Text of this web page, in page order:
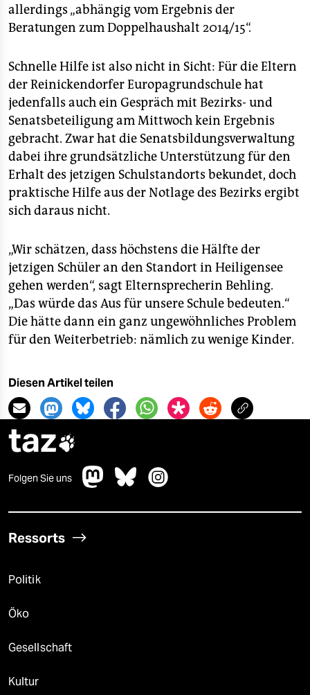
allerdings „abhängig vom Ergebnis der
Beratungen zum Doppelhaushalt 2014/15“.
Schnelle Hilfe ist also nicht in Sicht: Für die Eltern
der Reinickendorfer Europagrundschule hat
jedenfalls auch ein Gespräch mit Bezirks- und
Senatsbeteiligung am Mittwoch kein Ergebnis
gebracht. Zwar hat die Senatsbildungsverwaltung
dabei ihre grundsätzliche Unterstützung für den
Erhalt des jetzigen Schulstandorts bekundet, doch
praktische Hilfe aus der Notlage des Bezirks ergibt
sich daraus nicht.
„Wir schätzen, dass höchstens die Hälfte der
jetzigen Schüler an den Standort in Heiligensee
gehen werden“, sagt Elternsprecherin Behling.
„Das würde das Aus für unsere Schule bedeuten.“
Die hätte dann ein ganz ungewöhnliches Problem
für den Weiterbetrieb: nämlich zu wenige Kinder.
Diesen Artikel teilen
taz
Folgen Sie uns
Ressorts
Politik
Öko
Gesellschaft
Kultur